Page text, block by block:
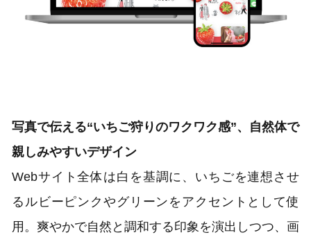
写真で伝える“いちご狩りのワクワク感”、自然体で
親しみやすいデザイン
Webサイト全体は白を基調に、いちごを連想させ
るルビーピンクやグリーンをアクセントとして使
用。爽やかで自然と調和する印象を演出しつつ、画